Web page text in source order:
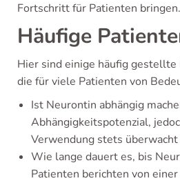
Fortschritt für Patienten bringen.
Häufige
Hier sind einige häufig gestellte
die für viele Patienten von
Ist Neurontin abhängig
Abhängigkeitspotenzial,
Verwendung stets
Wie lange dauert es, bis
Patienten berichten von